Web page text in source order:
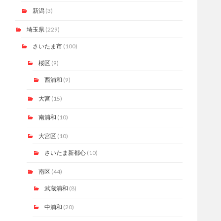
新潟(3)
埼玉県 (229)
さいたま市(100)
桜区(9)
西浦和 (9)
大宮(15)
南浦和 (10)
大宮区(10)
さいたま新都心(10)
南区(44)
武蔵浦和 (8)
中浦和 (20)